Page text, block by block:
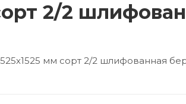
2/2
мм сорт 2/2 шлифованная